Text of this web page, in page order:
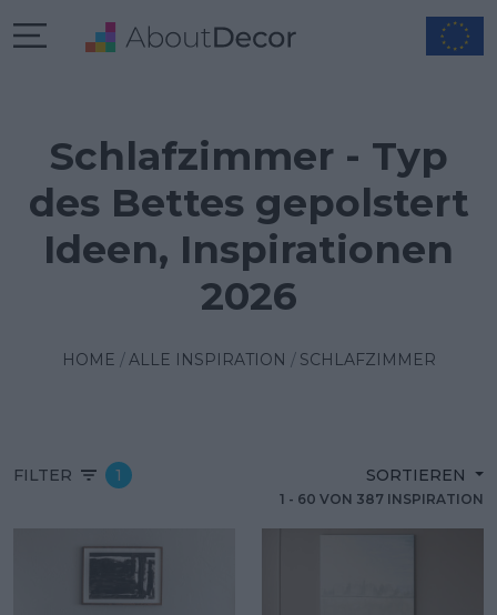
Schlafzimmer - Typ
des Bettes gepolstert
Ideen, Inspirationen
2026
HOME ALLE INSPIRATION SCHLAFZIMMER
FILTER 1 SORTIEREN
1 - 60 VON 387 INSPIRATION